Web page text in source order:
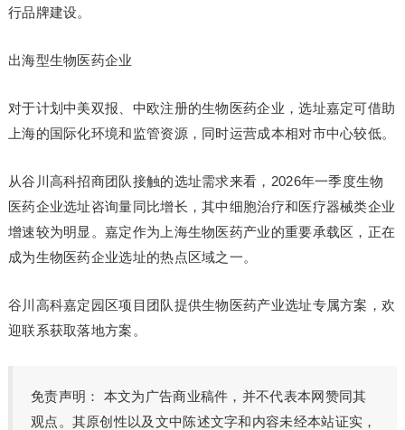
行品牌建设。
出海型生物医药企业
对于计划中美双报、中欧注册的生物医药企业，选址嘉定可借助
上海的国际化环境和监管资源，同时运营成本相对市中心较低。
从谷川高科招商团队接触的选址需求来看，2026年一季度生物
医药企业选址咨询量同比增长，其中细胞治疗和医疗器械类企业
增速较为明显。嘉定作为上海生物医药产业的重要承载区，正在
成为生物医药企业选址的热点区域之一。
谷川高科嘉定园区项目团队提供生物医药产业选址专属方案，欢
迎联系获取落地方案。
免责声明： 本文为广告商业稿件，并不代表本网赞同其
观点。其原创性以及文中陈述文字和内容未经本站证实，